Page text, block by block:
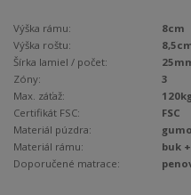
Výška rámu:
8cm
Výška roštu:
Šírka lamiel / počet:
Zóny:
3
Max. záťaž:
Certifikát FSC:
FSC
Materiál púzdra:
Materiál rámu:
buk
Doporučené matrace: